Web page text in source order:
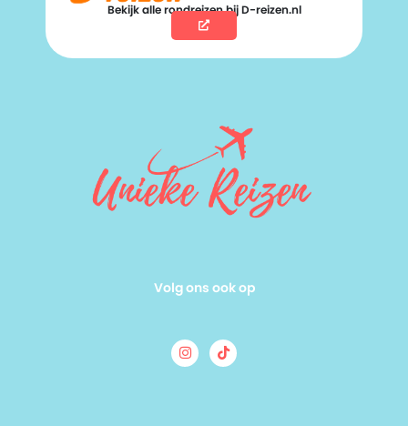
Bekijk alle rondreizen bij D-reizen.nl
Volg ons ook op